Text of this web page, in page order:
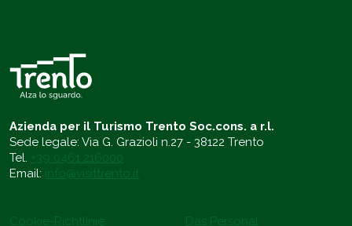
Azienda per il Turismo Trento Soc.cons. a r.l.
Sede legale: Via G. Grazioli n.27 - 38122 Trento
Tel. +39 0461 216000
Email: info@visittrento.it
Cookie-Richtlinie
Das Personal